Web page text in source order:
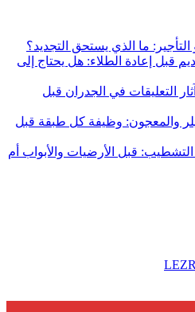
التأجير: ما الذي يستحق التجديد؟
قبل إعادة الطلاء: هل يحتاج إلى
التعليقات في الجدران قبل
والمعجون: وظيفة كل طبقة قبل
قبل الأرضيات والأبواب أم